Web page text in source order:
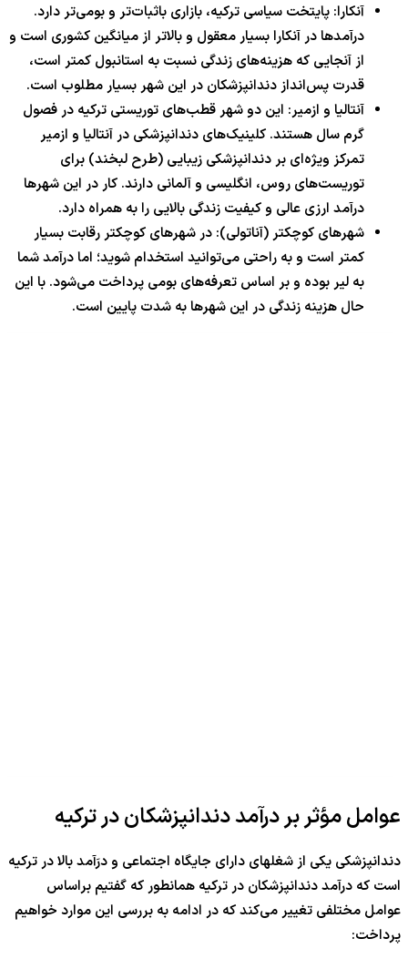
آنکارا: پایتخت سیاسی ترکیه، بازاری باثبات‌تر و بومی‌تر دارد.
درآمدها در آنکارا بسیار معقول و بالاتر از میانگین کشوری است و
از آنجایی که هزینه‌های زندگی نسبت به استانبول کمتر است،
قدرت پس‌انداز دندانپزشکان در این شهر بسیار مطلوب است.
آنتالیا و ازمیر: این دو شهر قطب‌های توریستی ترکیه در فصول
گرم سال هستند. کلینیک‌های دندانپزشکی در آنتالیا و ازمیر
تمرکز ویژه‌ای بر دندانپزشکی زیبایی (طرح لبخند) برای
توریست‌های روس، انگلیسی و آلمانی دارند. کار در این شهرها
درآمد ارزی عالی و کیفیت زندگی بالایی را به همراه دارد.
شهرهای کوچکتر (آناتولی): در شهرهای کوچکتر رقابت بسیار
کمتر است و به راحتی می‌توانید استخدام شوید؛ اما درآمد شما
به لیر بوده و بر اساس تعرفه‌های بومی پرداخت می‌شود. با این
حال هزینه زندگی در این شهرها به شدت پایین است.
عوامل مؤثر بر درآمد دندانپزشکان در ترکیه
دندانپزشکی یکی از شغلهای دارای جایگاه اجتماعی و درَآمد بالا در ترکیه
است که درآمد دندانپزشکان در ترکیه همانطور که گفتیم براساس
عوامل مختلفی تغییر می‌کند که در ادامه به بررسی این موارد خواهیم
پرداخت: